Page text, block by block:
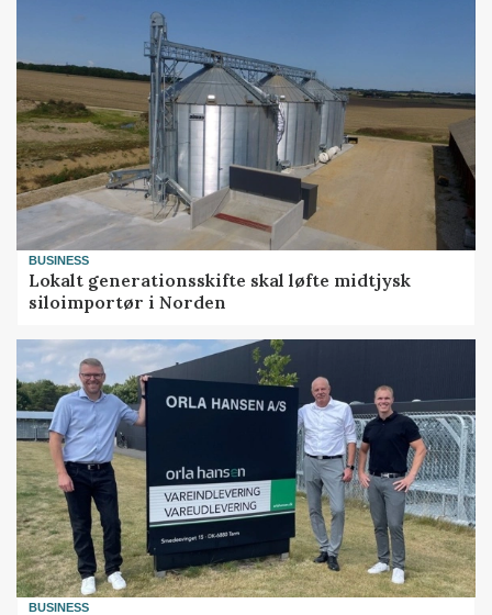
BUSINESS
Lokalt generationsskifte skal løfte midtjysk
siloimportør i Norden
BUSINESS